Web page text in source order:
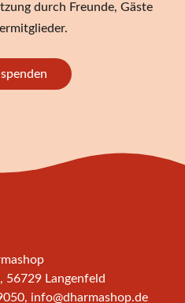
durch Freunde, Gäste
56729 Langenfeld
info@dharmashop.de